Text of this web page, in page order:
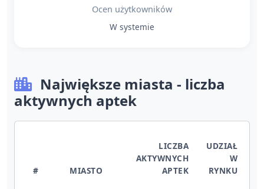
Ocen użytkowników
W systemie
Największe miasta - liczba
aktywnych aptek
# MIASTO
LICZBA
AKTYWNYCH
APTEK
UDZIAŁ
W
RYNKU